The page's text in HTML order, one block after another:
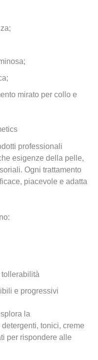
mirato per collo e
professionali
esigenze della pelle,
Ogni trattamento
piacevole e adatta
tollerabilità
e progressivi
la
detergenti, tonici, creme
per rispondere alle